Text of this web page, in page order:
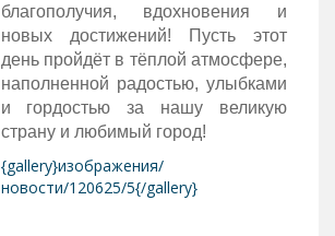
благополучия, вдохновения и
новых достижений! Пусть этот
день пройдёт в тёплой атмосфере,
наполненной радостью, улыбками
и гордостью за нашу великую
страну и любимый город!
{gallery}изображения/
новости/120625/5{/gallery}